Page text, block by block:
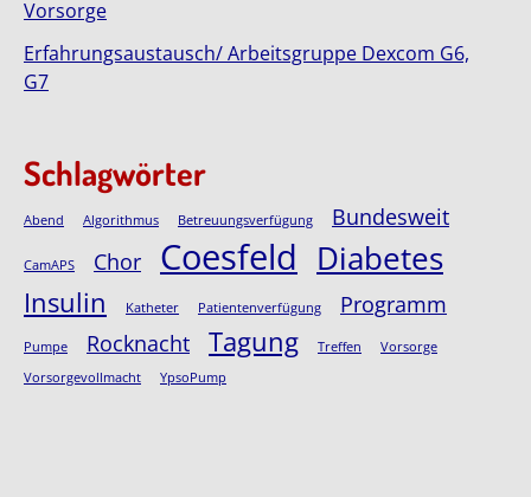
Vorsorge
Erfahrungsaustausch/ Arbeitsgruppe Dexcom G6,
G7
Schlagwörter
Abend Algorithmus Betreuungsverfügung Bundesweit
CamAPS Chor Coesfeld Diabetes
Insulin Katheter Patientenverfügung Programm
Pumpe Rocknacht Tagung Treffen
Vorsorge
Vorsorgevollmacht
YpsoPump